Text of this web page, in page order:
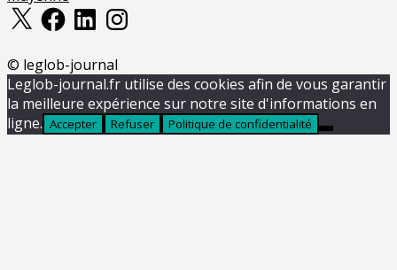
X FacebookLinkedInInstagram
© leglob-journal
Leglob-journal.fr utilise des cookies afin de vous garantir
la meilleure expérience sur notre site d'informations en
ligne. Accepter Refuser Politique de confidentialité